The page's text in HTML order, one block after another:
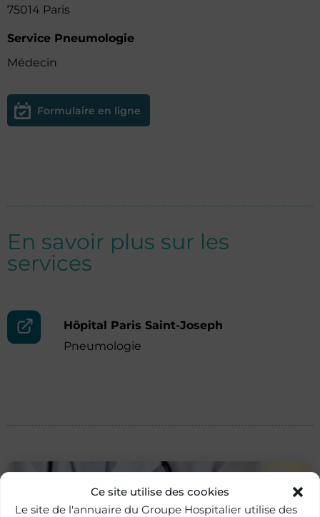
Ce site utilise des cookies
Le site de l'annuaire du Groupe Hospitalier utilise des
75014 Paris
Service Pneumologie
Médecin
Formulaire en ligne
En savoir plus sur les
services
Hôpital Paris Saint-Joseph
Pneumologie